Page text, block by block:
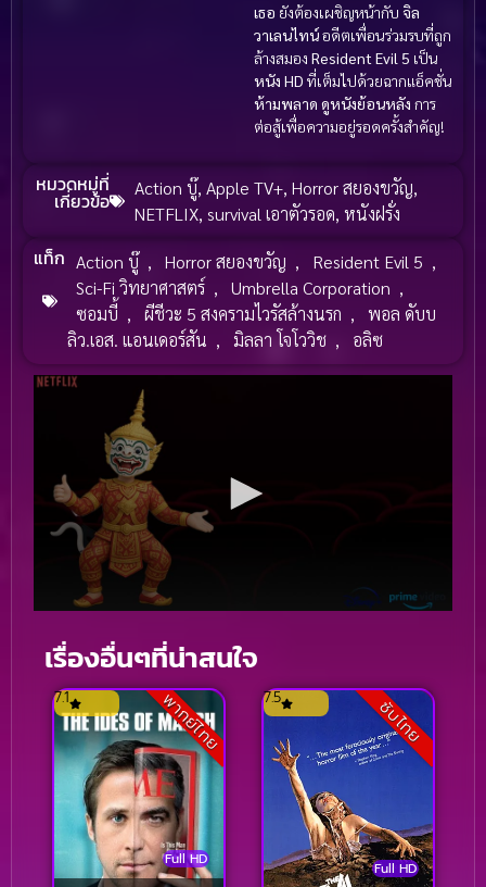
เธอ ยังต้องเผชิญหน้ากับ จิล
วาเลนไทน์อดีตเพื่อนร่วมรบที่ถูก
ล้างสมอง Resident Evil 5 เป็น
หนัง HD ที่เต็มไปด้วยฉากแอ็คชั่น
ห้ามพลาด ดูหนังย้อนหลัง การ
ต่อสู้เพื่อความอยู่รอดครั้งสำคัญ!
หมวดหมู่ที่
เกี่ยวข้อ
Action บู๊,Apple TV+,Horror สยองขวัญ,
NETFLIX, survival เอาตัวรอด,หนังฝรั่ง
แท็ก Action บู๊ , Horror สยองขวัญ , Resident Evil 5 ,
Sci-Fi วิทยาศาสตร์ , Umbrella Corporation ,
ซอมบี้ , ผีชีวะ 5 สงครามไวรัสล้างนรก ,
พอล ดับบ
ลิว.เอส. แอนเดอร์สัน , มิลลา โจโววิช , อลิซ
เรื่องอื่นๆที่น่าสนใจ
พากย์ไทย
Full HD
7.1 ซับไทย
Full HD
7.5